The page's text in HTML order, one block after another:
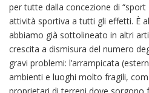
per tutte dalla concezione di “sport
attività sportiva a tutti gli effetti. È
abbiamo già sottolineato in altri
crescita a dismisura del numero
gravi problemi: l’arrampicata
ambienti e luoghi molto fragili,